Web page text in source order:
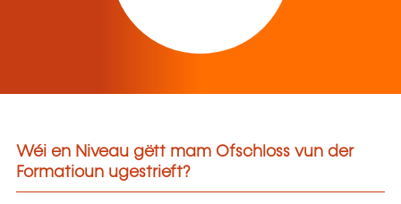
Wéi en Niveau gëtt mam Ofschloss vun der
Formatioun ugestrieft?